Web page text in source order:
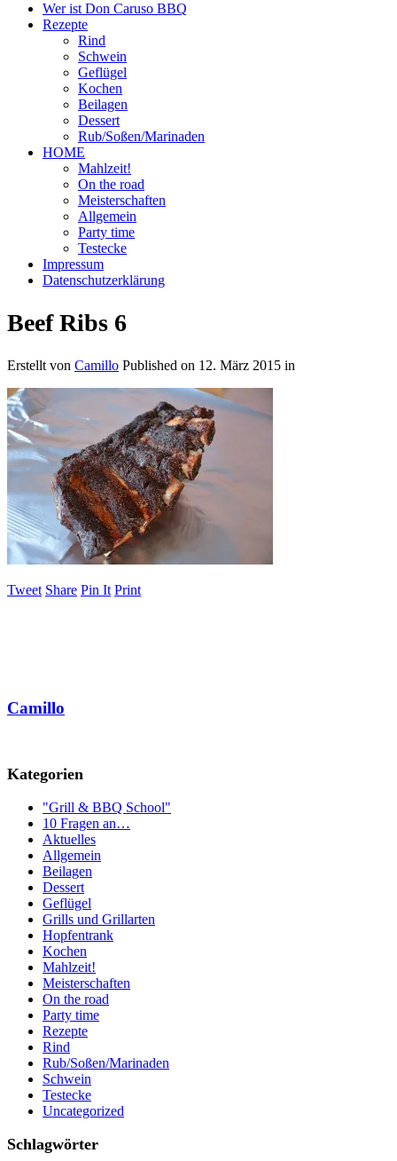
Wer ist Don Caruso BBQ
Rezepte
Rind
Schwein
Geflügel
Kochen
Beilagen
Dessert
Rub/Soßen/Marinaden
HOME
Mahlzeit!
On the road
Meisterschaften
Allgemein
Party time
Testecke
Impressum
Datenschutzerklärung
Beef Ribs 6
Erstellt von Camillo Published on 12. März 2015 in
Tweet Share Pin It Print
Camillo
Kategorien
"Grill & BBQ School"
10 Fragen an…
Aktuelles
Allgemein
Beilagen
Dessert
Geflügel
Grills und Grillarten
Hopfentrank
Kochen
Mahlzeit!
Meisterschaften
On the road
Party time
Rezepte
Rind
Rub/Soßen/Marinaden
Schwein
Testecke
Uncategorized
Schlagwörter